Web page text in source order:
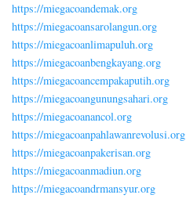
https://miegacoandemak.org
https://miegacoansarolangun.org
https://miegacoanlimapuluh.org
https://miegacoanbengkayang.org
https://miegacoancempakaputih.org
https://miegacoangunungsahari.org
https://miegacoanancol.org
https://miegacoanpahlawanrevolusi.org
https://miegacoanpakerisan.org
https://miegacoanmadiun.org
https://miegacoandrmansyur.org